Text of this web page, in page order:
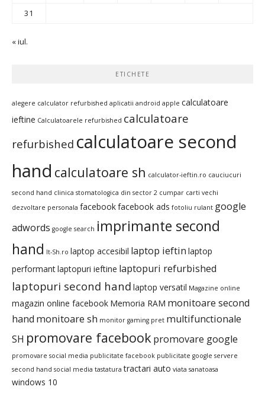
31
« iul.
ETICHETE
alegere calculator refurbished aplicatii android apple calculatoare
ieftine Calculatoarele refurbished calculatoare
refurbished calculatoare second
hand calculatoare sh calculator-ieftin.ro cauciucuri
second hand clinica stomatologica din sector 2 cumpar carti vechi
dezvoltare personala facebookfacebook ads fotoliu rulant google
adwords google search imprimante second
hand It-Sh.ro laptop accesibil laptop ieftin laptop
performantlaptopuri ieftine laptopuri refurbished
laptopuri second hand laptop versatil Magazine online
magazin online facebook Memoria RAM monitoare second
hand monitoare sh monitor gaming pret multifunctionale
SH promovare facebook promovare google
promovare social media publicitate facebook publicitate google servere
second hand social media tastatura tractari auto viata sanatoasa
windows 10